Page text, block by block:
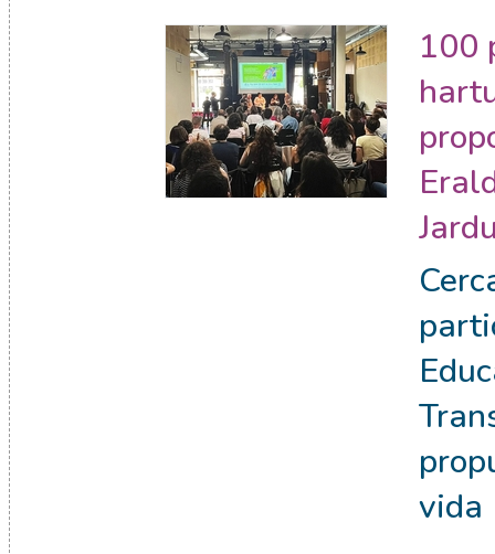
100
vida